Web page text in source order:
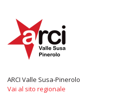
ARCI Valle Susa-Pinerolo
Vai al sito regionale